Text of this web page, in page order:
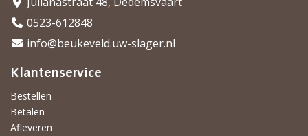
0523-612848
info@beukeveld.uw-slager.nl
Klantenservice
Bestellen
Betalen
Afleveren